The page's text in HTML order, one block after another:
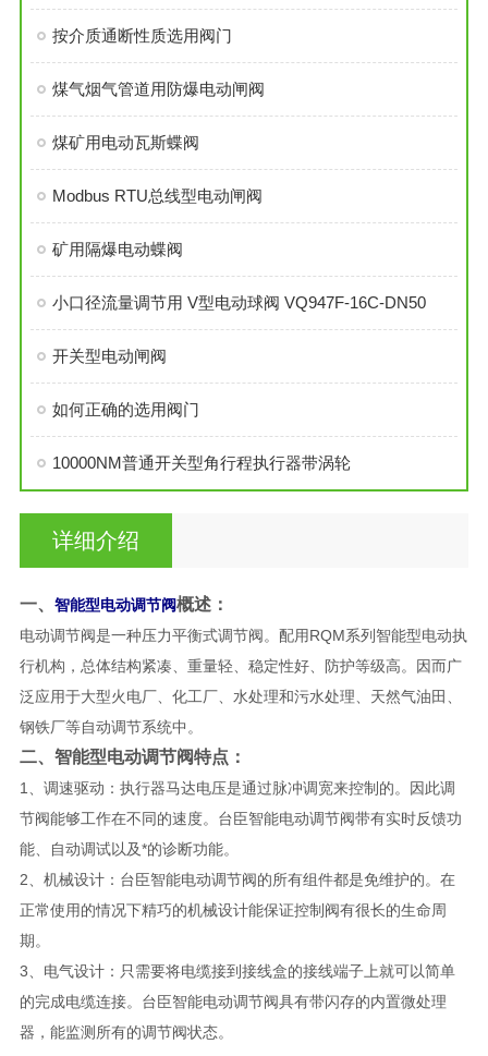
按介质通断性质选用阀门
煤气烟气管道用防爆电动闸阀
煤矿用电动瓦斯蝶阀
Modbus RTU总线型电动闸阀
矿用隔爆电动蝶阀
小口径流量调节用 V型电动球阀 VQ947F-16C-DN50
开关型电动闸阀
如何正确的选用阀门
10000NM普通开关型角行程执行器带涡轮
详细介绍
一、 智能型电动调节阀概述：
电动调节阀是一种压力平衡式调节阀。配用RQM系列智能型电动执
行机构，总体结构紧凑、重量轻、稳定性好、防护等级高。因而广
泛应用于大型火电厂、化工厂、水处理和污水处理、天然气油田、
钢铁厂等自动调节系统中。
二、 智能型电动调节阀特点：
1、调速驱动：执行器马达电压是通过脉冲调宽来控制的。因此调
节阀能够工作在不同的速度。台臣智能电动调节阀带有实时反馈功
能、自动调试以及*的诊断功能。
2、机械设计：台臣智能电动调节阀的所有组件都是免维护的。在
正常使用的情况下精巧的机械设计能保证控制阀有很长的生命周
期。
3、电气设计：只需要将电缆接到接线盒的接线端子上就可以简单
的完成电缆连接。台臣智能电动调节阀具有带闪存的内置微处理
器，能监测所有的调节阀状态。